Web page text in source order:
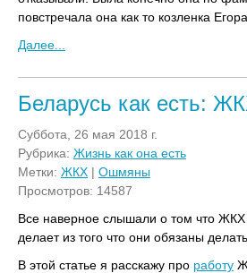
повстречала она как то козленка
Далее...
Беларусь как есть:
Суббота, 26 мая 2018 г.
Рубрика: Жизнь как она есть
Метки: ЖКХ | Ошмяны
Просмотров: 14587
Все наверное слышали о том что ЖКХ
делает из того что они обязаны делать.
В этой статье я расскажу про работу